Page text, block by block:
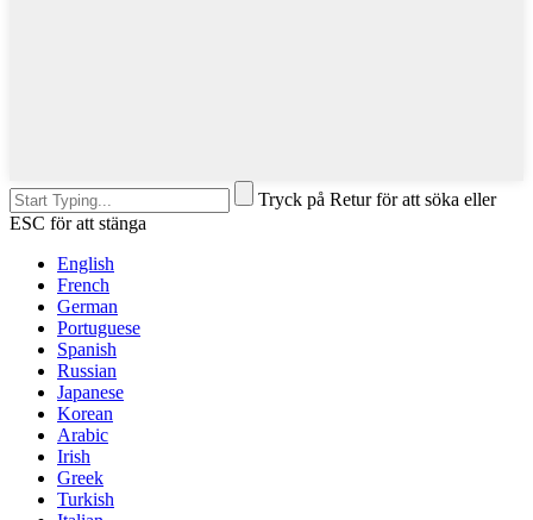
Tryck på Retur för att söka eller
ESC för att stänga
English
French
German
Portuguese
Spanish
Russian
Japanese
Korean
Arabic
Irish
Greek
Turkish